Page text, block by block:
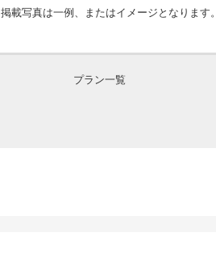
掲載写真は一例、またはイメージとなります。
プラン一覧